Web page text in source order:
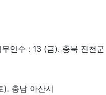
연수 : 13 (금). 충북 진천군
). 충남 아산시